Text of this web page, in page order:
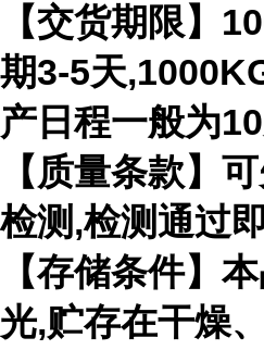
【交货期限】
期3-5天
产日程一般为
【质量条款】
检测,检测通过即
【存储条件】
光,贮存在干燥